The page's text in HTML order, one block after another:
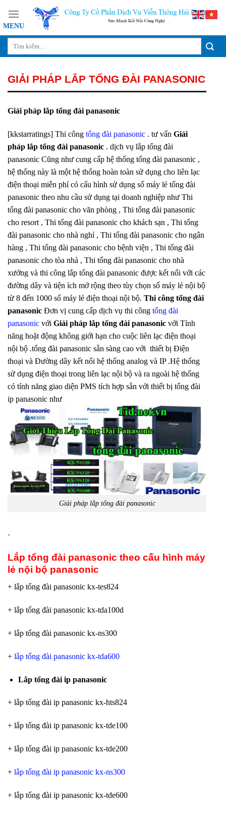
content
GIẢI PHÁP LẮP TỔNG ĐÀI PANASONIC
Giải pháp lắp tổng đài panasonic
[kkstarratings] Thi công tổng đài panasonic . tư vấn Giải
pháp lắp tổng đài panasonic . dịch vụ lắp tổng đài
panasonic Cũng như cung cấp hệ thống tổng đài panasonic ,
hệ thống này là một hệ thống hoàn toàn sử dụng cho liên lạc
điện thoại miễn phí có cấu hình sử dụng số máy lẻ tổng đài
panasonic theo nhu cầu sử dụng tại doanh nghiệp như Thi
tổng đài panasonic cho văn phòng , Thi tổng đài panasonic
cho resort , Thi tổng đài panasonic cho khách sạn , Thi tổng
đài panasonic cho nhà nghỉ , Thi tổng đài panasonic cho ngân
hàng , Thi tổng đài panasonic cho bệnh viện , Thi tổng đài
panasonic cho tòa nhà , Thi tổng đài panasonic cho nhà
xưởng và thi công lắp tổng đài panasonic được kết nối với các
đường dây và tiện ích mở rộng theo tùy chọn số máy lẻ nội bộ
từ 8 đến 1000 số máy lẻ điện thoại nội bộ. Thi công tổng đài
panasonic Đơn vị cung cấp dịch vụ thi công tổng đài
panasonic với Giải pháp lắp tổng đài panasonic với Tính
năng hoặt động không giới hạn cho cuộc liên lạc điện thoại
nội bộ .tổng đài panasonic sẵn sàng cao với thiết bị Điện
thoại và Đường dây kết nối hệ thống analog và IP .Hệ thống
sử dụng điện thoại trong liên lạc nội bộ và ra ngoài hệ thống
có tính năng giao diện PMS tích hợp sẵn với thiết bị tổng đài
ip panasonic như
Giải pháp lắp tổng đài panasonic
·
Lắp tổng đài panasonic theo cấu hình máy
lẻ nội bộ panasonic
+ lắp tổng đài panasonic kx-tes824
+ lắp tổng đài panasonic kx-tda100d
+ lắp tổng đài panasonic kx-ns300
+ lắp tổng đài panasonic kx-tda600
Lắp tổng đài ip panasonic
+ lắp tổng đài ip panasonic kx-hts824
+ lắp tổng đài ip panasonic kx-tde100
+ lắp tổng đài ip panasonic kx-tde200
+ lắp tổng đài ip panasonic kx-ns300
+ lắp tổng đài ip panasonic kx-tde600